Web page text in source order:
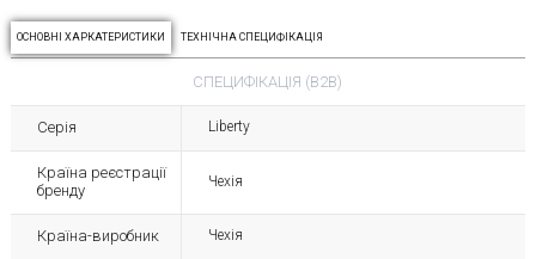
ОСНОВНІ ХАРКАТЕРИСТИКИ ТЕХНІЧНА СПЕЦИФІКАЦІЯ
СПЕЦИФІКАЦІЯ (B2B)
Серія Liberty
Країна реєстрації
бренду
Чехія
Країна-виробник Чехія